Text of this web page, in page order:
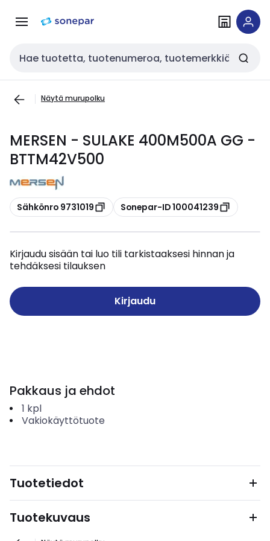
navigointiinsisältöön
Haku
Näytä murupolku
MERSEN - SULAKE 400M500A GG -
BTTM42V500
Kopioi
Sähkönro 9731019 Kopioi
Sonepar-ID 100041239
Kirjaudu sisään tai luo tili tarkistaaksesi hinnan ja
tehdäksesi tilauksen
Kirjaudu
Pakkaus ja ehdot
1 kpl
Vakiokäyttötuote
Tuotetiedot
Tuotekuvaus